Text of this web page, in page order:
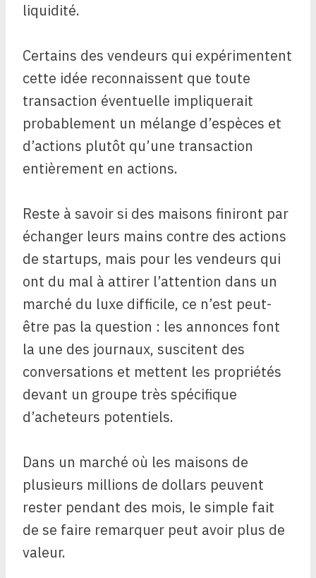
liquidité.
Certains des vendeurs qui expérimentent
cette idée reconnaissent que toute
transaction éventuelle impliquerait
probablement un mélange d’espèces et
d’actions plutôt qu’une transaction
entièrement en actions.
Reste à savoir si des maisons finiront par
échanger leurs mains contre des actions
de startups, mais pour les vendeurs qui
ont du mal à attirer l’attention dans un
marché du luxe difficile, ce n’est peut-
être pas la question : les annonces font
la une des journaux, suscitent des
conversations et mettent les propriétés
devant un groupe très spécifique
d’acheteurs potentiels.
Dans un marché où les maisons de
plusieurs millions de dollars peuvent
rester pendant des mois, le simple fait
de se faire remarquer peut avoir plus de
valeur.